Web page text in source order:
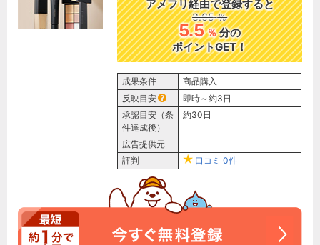
アメフリ経由で登録すると
3.65 ％
5.5％分の
ポイントGET！
成果条件
商品購入
反映目安
即時～約3日
承認目安（条
件達成後）
約30日
広告提供元
評判
口コミ 0件